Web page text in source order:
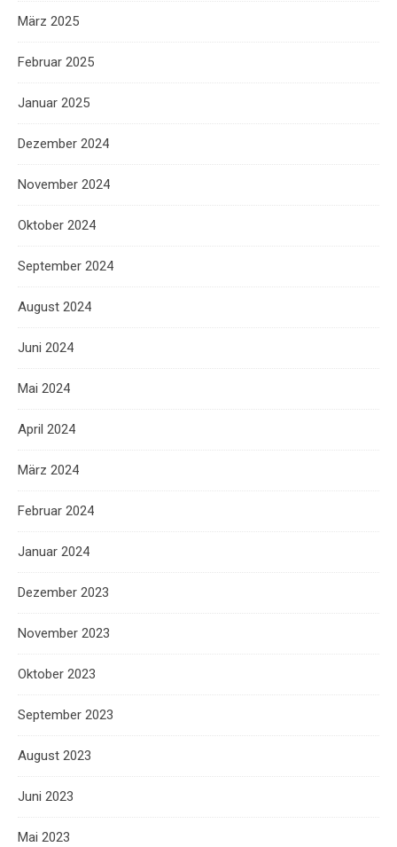
März 2025
Februar 2025
Januar 2025
Dezember 2024
November 2024
Oktober 2024
September 2024
August 2024
Juni 2024
Mai 2024
April 2024
März 2024
Februar 2024
Januar 2024
Dezember 2023
November 2023
Oktober 2023
September 2023
August 2023
Juni 2023
Mai 2023